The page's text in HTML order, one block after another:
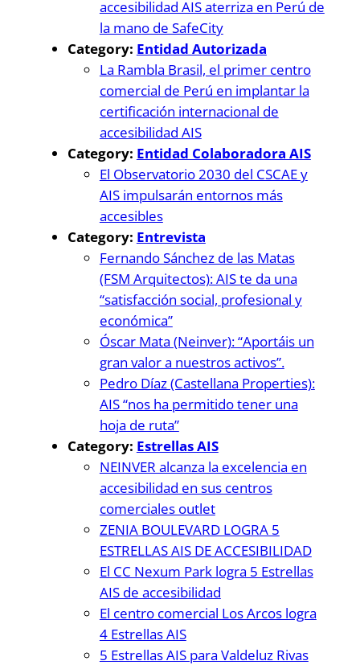
accesibilidad AIS aterriza en Perú de
la mano de SafeCity
Category: Entidad Autorizada
La Rambla Brasil, el primer centro
comercial de Perú en implantar la
certificación internacional de
accesibilidad AIS
Category: Entidad Colaboradora AIS
El Observatorio 2030 del CSCAE y
AIS impulsarán entornos más
accesibles
Category: Entrevista
Fernando Sánchez de las Matas
(FSM Arquitectos): AIS te da una
“satisfacción social, profesional y
económica”
Óscar Mata (Neinver): “Aportáis un
gran valor a nuestros activos”.
Pedro Díaz (Castellana Properties):
AIS “nos ha permitido tener una
hoja de ruta”
Category: Estrellas AIS
NEINVER alcanza la excelencia en
accesibilidad en sus centros
comerciales outlet
ZENIA BOULEVARD LOGRA 5
ESTRELLAS AIS DE ACCESIBILIDAD
El CC Nexum Park logra 5 Estrellas
AIS de accesibilidad
El centro comercial Los Arcos logra
4 Estrellas AIS
5 Estrellas AIS para Valdeluz Rivas